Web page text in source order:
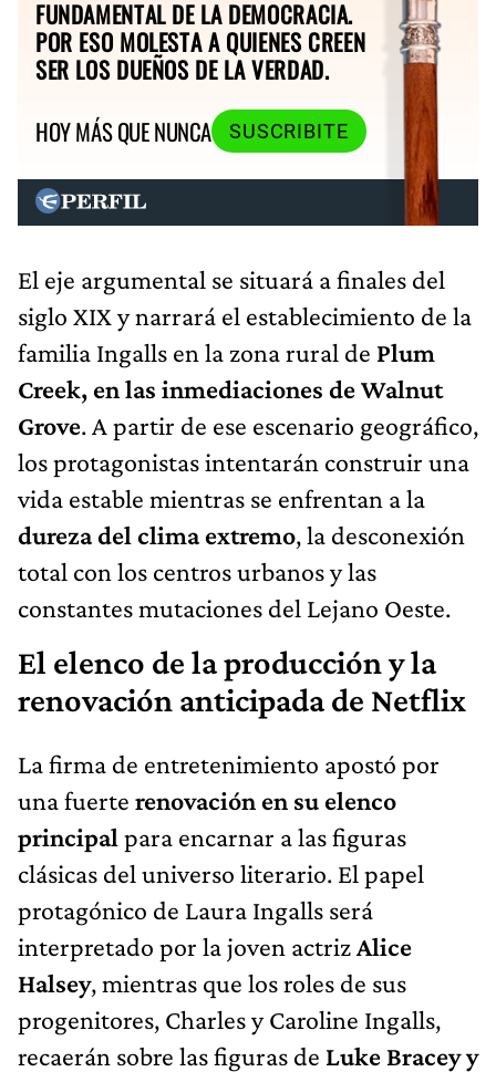
FUNDAMENTAL DE LA DEMOCRACIA.
POR ESO MOLESTA A QUIENES CREEN
SER LOS DUEÑOS DE LA VERDAD.
HOY MÁS QUE NUNCA
SUSCRIBITE
El eje argumental se situará a finales del
siglo XIX y narrará el establecimiento de la
familia Ingalls en la zona rural de Plum
Creek, en las inmediaciones de Walnut
Grove. A partir de ese escenario geográfico,
los protagonistas intentarán construir una
vida estable mientras se enfrentan a la
dureza del clima extremo, la desconexión
total con los centros urbanos y las
constantes mutaciones del Lejano Oeste.
El elenco de la producción y la
renovación anticipada de Netflix
La firma de entretenimiento apostó por
una fuerte renovación en su elenco
principal para encarnar a las figuras
clásicas del universo literario. El papel
protagónico de Laura Ingalls será
interpretado por la joven actrizAlice
Halsey, mientras que los roles de sus
progenitores, Charles y Caroline Ingalls,
recaerán sobre las figuras de Luke Bracey y